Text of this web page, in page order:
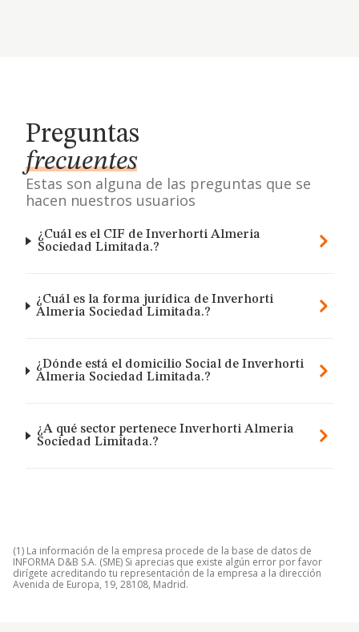
Preguntas
frecuentes
Estas son alguna de las preguntas que se
hacen nuestros usuarios
¿Cuál es el CIF de Inverhorti Almeria
Sociedad Limitada.?
¿Cuál es la forma jurídica de Inverhorti
Almeria Sociedad Limitada.?
¿Dónde está el domicilio Social de Inverhorti
Almeria Sociedad Limitada.?
¿A qué sector pertenece Inverhorti Almeria
Sociedad Limitada.?
(1) La información de la empresa procede de la base de datos de
INFORMA D&B S.A. (SME) Si aprecias que existe algún error por favor
dirígete acreditando tu representación de la empresa a la dirección
Avenida de Europa, 19, 28108, Madrid.